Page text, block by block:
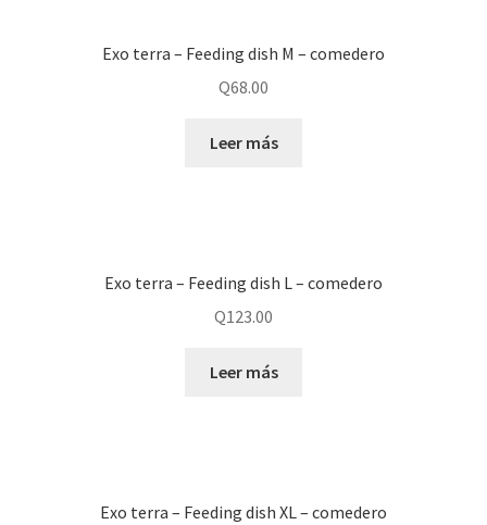
Exo terra – Feeding dish M – comedero
Q68.00
Leer más
Exo terra – Feeding dish L – comedero
Q123.00
Leer más
Exo terra – Feeding dish XL – comedero